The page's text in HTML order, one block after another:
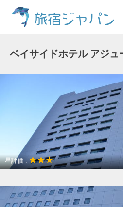
ス
旅宿ジャパン
ベイサイドホテル アジュ
星評価 :★★★
アクセスが良い